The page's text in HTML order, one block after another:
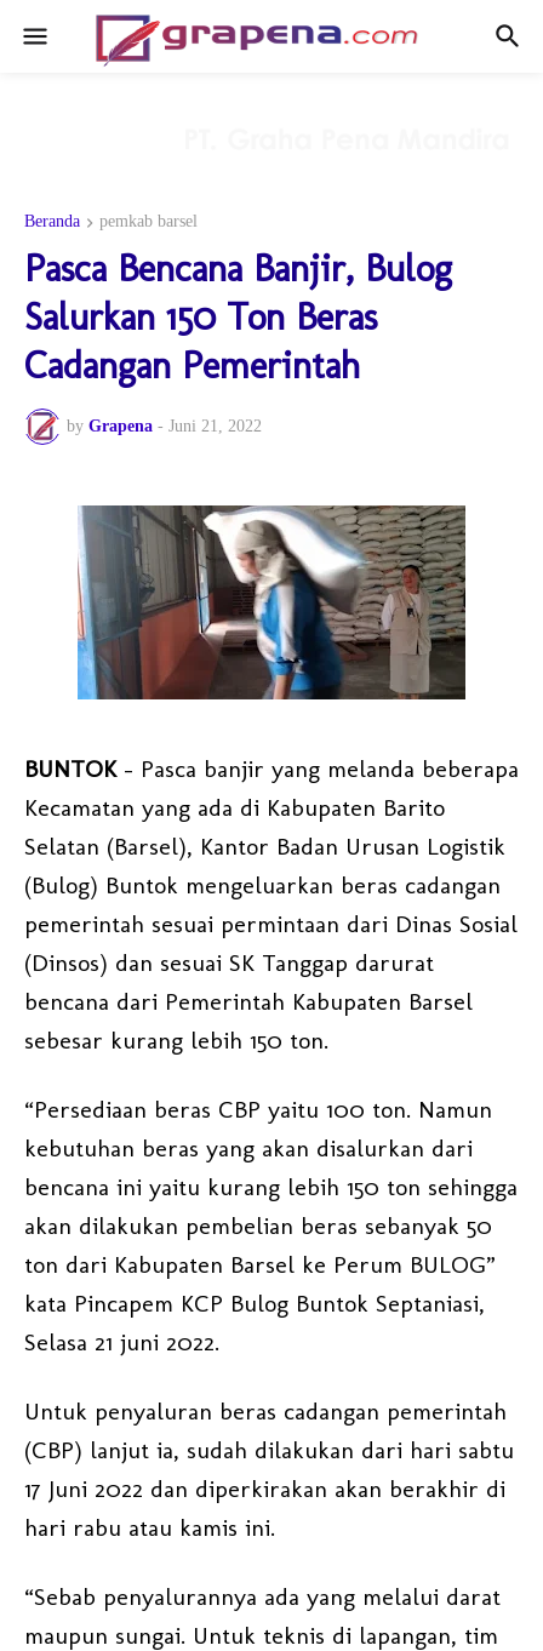
Beranda pemkab barsel
Pasca Bencana Banjir, Bulog
Salurkan 150 Ton Beras
Cadangan Pemerintah
by Grapena - Juni 21, 2022
BUNTOK– Pasca banjir yang melanda beberapa
Kecamatan yang ada di Kabupaten Barito
Selatan (Barsel), Kantor Badan Urusan Logistik
(Bulog) Buntok mengeluarkan beras cadangan
pemerintah sesuai permintaan dari Dinas Sosial
(Dinsos) dan sesuai SK Tanggap darurat
bencana dari Pemerintah Kabupaten Barsel
sebesar kurang lebih 150 ton.
“Persediaan beras CBP yaitu 100 ton. Namun
kebutuhan beras yang akan disalurkan dari
bencana ini yaitu kurang lebih 150 ton sehingga
akan dilakukan pembelian beras sebanyak 50
ton dari Kabupaten Barsel ke Perum BULOG”
kata Pincapem KCP Bulog Buntok Septaniasi,
Selasa 21 juni 2022.
Untuk penyaluran beras cadangan pemerintah
(CBP) lanjut ia, sudah dilakukan dari hari sabtu
17 Juni 2022 dan diperkirakan akan berakhir di
hari rabu atau kamis ini.
“Sebab penyalurannya ada yang melalui darat
maupun sungai. Untuk teknis di lapangan, tim